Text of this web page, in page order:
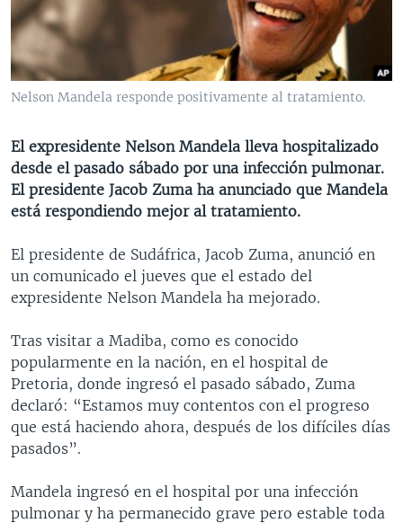
VENEZUELA
BRASIL
NICARAGUA
ECONOMÍA
ENTRETENIMIENTO Y CULTURA
TECNOLOGÍA
CIENCIA Y SALUD
MULTIMEDIA
VIDEOS
FOTOGRAFÍA
PROGRAMAS TV
EL MUNDO AL DÍA
VISIÓN 360
LAS CLAVES
PANORAMA
RADIO
AUDIONOTICIAS
BUENOS DÍAS AMÉRICA
ESTADOS UNIDOS AL DÍA
FORO [RADIO]
DEPORTIVO INTERNACIONAL
NOTA ECONÓMICA
ENTRETENIMIENTO
DOCUMENTALES DE LA VOA
Learning English
Nelson Mandela responde positivamente al tratamiento.
El expresidente Nelson Mandela lleva hospitalizado
desde el pasado sábado por una infección pulmonar.
El presidente Jacob Zuma ha anunciado que Mandela
está respondiendo mejor al tratamiento.
El presidente de Sudáfrica, Jacob Zuma, anunció en
un comunicado el jueves que el estado del
expresidente Nelson Mandela ha mejorado.
Tras visitar a Madiba, como es conocido
popularmente en la nación, en el hospital de
Pretoria, donde ingresó el pasado sábado, Zuma
declaró: “Estamos muy contentos con el progreso
que está haciendo ahora, después de los difíciles días
pasados”.
Mandela ingresó en el hospital por una infección
pulmonar y ha permanecido grave pero estable toda